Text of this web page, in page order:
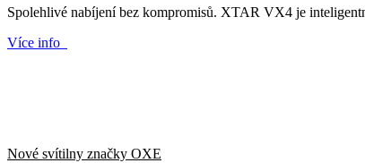
Spolehlivé nabíjení bez kompromisů. XTAR VX4 je
Více info
Nové svítilny značky OXE